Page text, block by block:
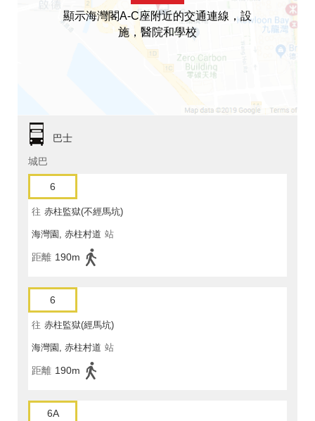
顯示海灣閣A-C座附近的交通連線，設
施，醫院和學校
巴士
城巴
6
往 赤柱監獄(不經馬坑)
海灣園, 赤柱村道 站
距離 190m
6
往 赤柱監獄(經馬坑)
海灣園, 赤柱村道 站
距離 190m
6A